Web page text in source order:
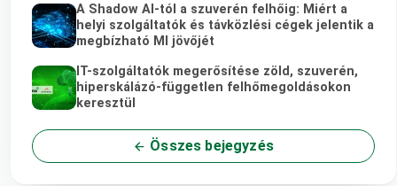
A Shadow AI-tól a szuverén felhőig: Miért a
helyi szolgáltatók és távközlési cégek jelentik a
megbízható MI jövőjét
IT-szolgáltatók megerősítése zöld, szuverén,
hiperskálázó-független felhőmegoldásokon
keresztül
Összes bejegyzés